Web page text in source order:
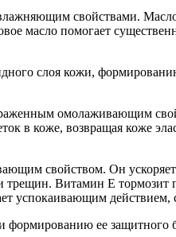
свойствами.
масло помогает
слоя кожи,
омолаживающим
в коже, возвращая коже
свойством. Он ускоряет
трещин. Витамин E
успокаивающим
ее защитного